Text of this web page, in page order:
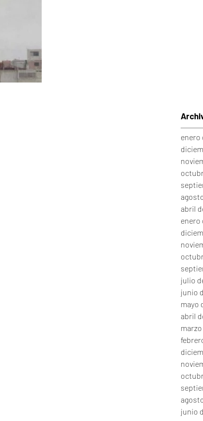
enero
abril
enero
julio
junio
mayo
abril
marzo
junio